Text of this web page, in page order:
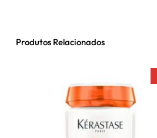
Produtos Relacionados